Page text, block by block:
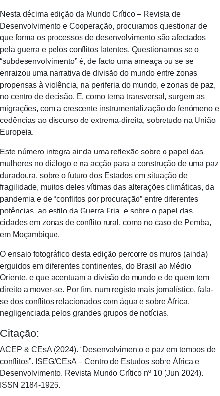
Nesta décima edição da Mundo Crítico – Revista de
Desenvolvimento e Cooperação, procuramos questionar de
que forma os processos de desenvolvimento são afectados
pela guerra e pelos conflitos latentes. Questionamos se o
“subdesenvolvimento” é, de facto uma ameaça ou se se
enraizou uma narrativa de divisão do mundo entre zonas
propensas à violência, na periferia do mundo, e zonas de paz,
no centro de decisão. E, como tema transversal, surgem as
migrações, com a crescente instrumentalização do fenómeno e
cedências ao discurso de extrema-direita, sobretudo na União
Europeia.
Este número integra ainda uma reflexão sobre o papel das
mulheres no diálogo e na acção para a construção de uma paz
duradoura, sobre o futuro dos Estados em situação de
fragilidade, muitos deles vítimas das alterações climáticas, da
pandemia e de “conflitos por procuração” entre diferentes
potências, ao estilo da Guerra Fria, e sobre o papel das
cidades em zonas de conflito rural, como no caso de Pemba,
em Moçambique.
O ensaio fotográfico desta edição percorre os muros (ainda)
erguidos em diferentes continentes, do Brasil ao Médio
Oriente, e que acentuam a divisão do mundo e de quem tem
direito a mover-se. Por fim, num registo mais jornalístico, fala-
se dos conflitos relacionados com água e sobre África,
negligenciada pelos grandes grupos de notícias.
Citação:
ACEP & CEsA (2024). “Desenvolvimento e paz em tempos de
conflitos”. ISEG/CEsA – Centro de Estudos sobre África e
Desenvolvimento. Revista Mundo Crítico nº 10 (Jun 2024).
ISSN 2184-1926.